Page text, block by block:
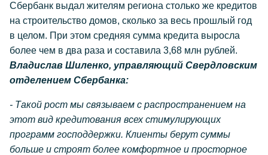
Сбербанк выдал жителям региона столько же кредитов
на строительство домов, сколько за весь прошлый год
в целом. При этом средняя сумма кредита выросла
более чем в два раза и составила 3,68 млн рублей.
Владислав Шиленко, управляющий Свердловским
отделением Сбербанка:
- Такой рост мы связываем с распространением на
этот вид кредитования всех стимулирующих
программ господдержки. Клиенты берут суммы
больше и строят более комфортное и просторное